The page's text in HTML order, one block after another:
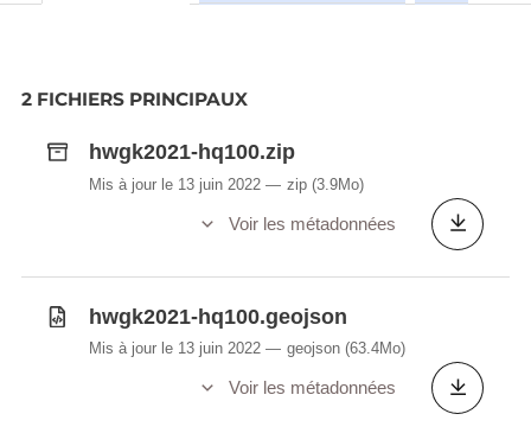
2 FICHIERS PRINCIPAUX
hwgk2021-hq100.zip
Mis à jour le 13 juin 2022 zip (3.9Mo)
Voir les métadonnées
hwgk2021-hq100.geojson
Mis à jour le 13 juin 2022 geojson (63.4Mo)
Voir les métadonnées